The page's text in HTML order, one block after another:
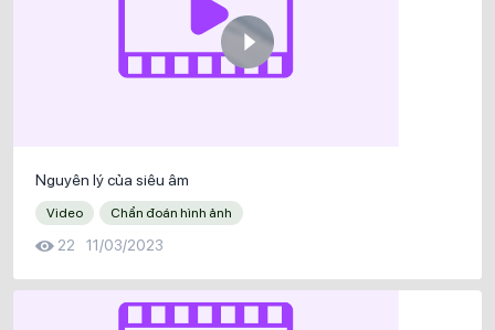
Nguyên lý của siêu âm
Video Chẩn đoán hình ảnh
22 11/03/2023